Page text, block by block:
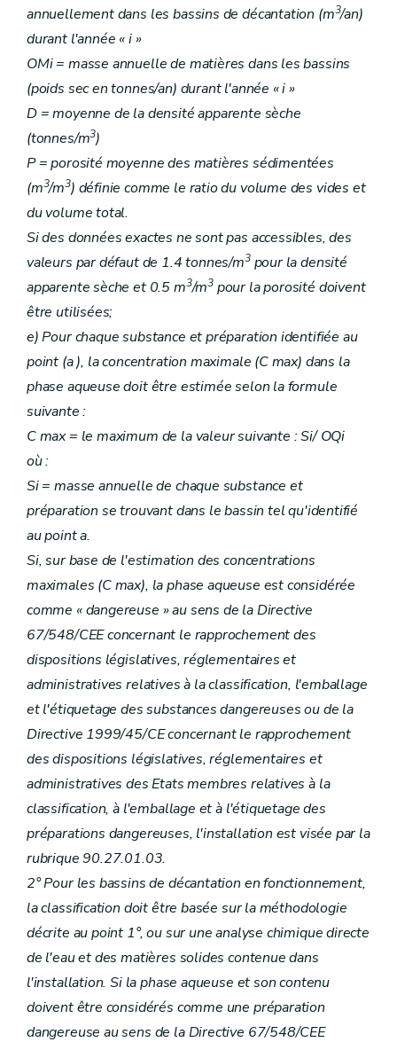
annuellement dans les bassins de décantation (m3/an)
durant l'année « i »
OMi = masse annuelle de matières dans les bassins
(poids sec en tonnes/an) durant l'année « i »
D = moyenne de la densité apparente sèche
(tonnes/m3)
P = porosité moyenne des matières sédimentées
(m3/m3) définie comme le ratio du volume des vides et
du volume total.
Si des données exactes ne sont pas accessibles, des
valeurs par défaut de 1.4 tonnes/m3pour la densité
apparente sèche et 0.5 m3/m3pour la porosité doivent
être utilisées;
e) Pour chaque substance et préparation identifiée au
point (a ), la concentration maximale (C max) dans la
phase aqueuse doit être estimée selon la formule
suivante :
C max = le maximum de la valeur suivante : Si/ OQi
où :
Si = masse annuelle de chaque substance et
préparation se trouvant dans le bassin tel qu'identifié
au point a.
Si, sur base de l'estimation des concentrations
maximales (C max), la phase aqueuse est considérée
comme « dangereuse » au sens de la Directive
67/548/CEE concernant le rapprochement des
dispositions législatives, réglementaires et
administratives relatives à la classification, l'emballage
et l'étiquetage des substances dangereuses ou de la
Directive 1999/45/CE concernant le rapprochement
des dispositions législatives, réglementaires et
administratives des Etats membres relatives à la
classification, à l'emballage et à l'étiquetage des
préparations dangereuses, l'installation est visée par la
rubrique 90.27.01.03.
2° Pour les bassins de décantation en fonctionnement,
la classification doit être basée sur la méthodologie
décrite au point 1°, ou sur une analyse chimique directe
de l'eau et des matières solides contenue dans
l'installation. Si la phase aqueuse et son contenu
doivent être considérés comme une préparation
dangereuse au sens de la Directive 67/548/CEE